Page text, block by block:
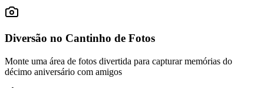
Diversão no Cantinho de Fotos
Monte uma área de fotos divertida para capturar memórias do
décimo aniversário com amigos